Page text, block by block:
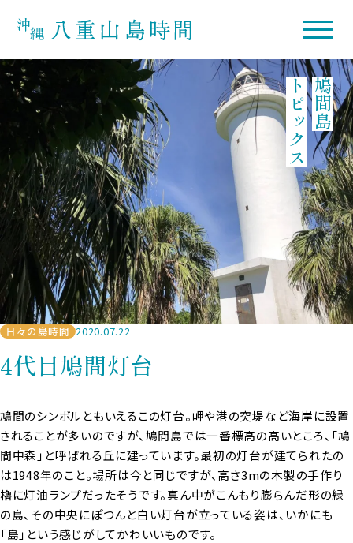
鳩間島
トピックス
日々の島時間 2020.07.22
4代目鳩間灯台
鳩間のシンボルともいえるこの灯台。岬や港の突堤など海岸に設置
されることが多いのですが、鳩間島では一番標高の高いところ、「鳩
間中森」と呼ばれる丘に建っています。最初の灯台が建てられたの
は1948年のこと。場所は今と同じですが、高さ3mの木製の手作り
櫓に灯油ランプだったそうです。真ん中がこんもり膨らんだ形の緑
の島、その中央にぽつんと白い灯台が立っている姿は、いかにも
「島」という感じがしてかわいいものです。